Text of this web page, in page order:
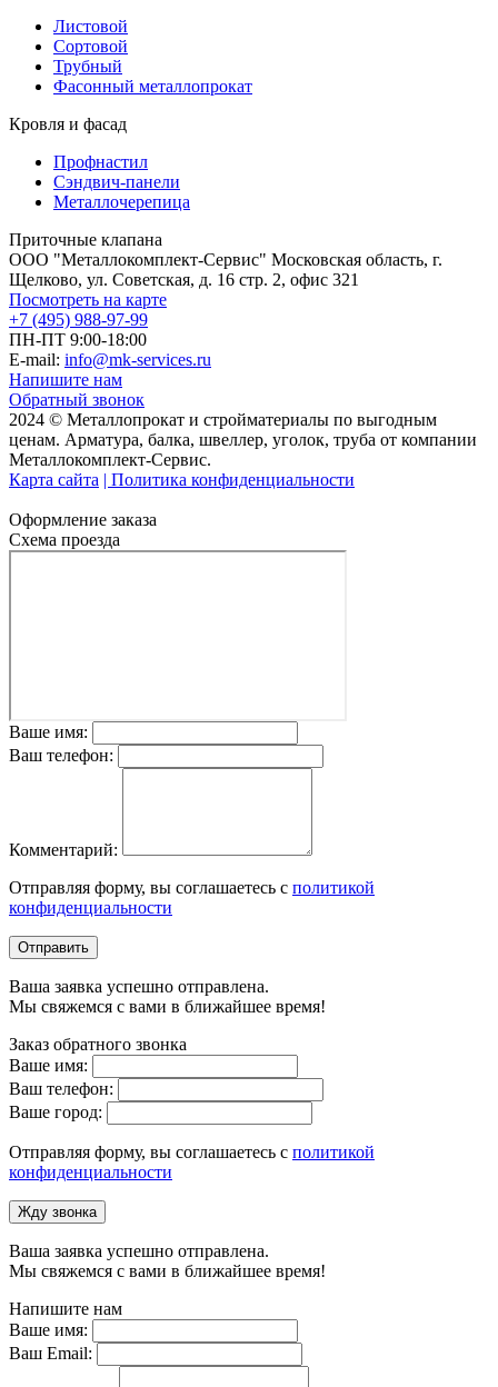
Листовой
Сортовой
Трубный
Фасонный металлопрокат
Кровля и фасад
Профнастил
Сэндвич-панели
Металлочерепица
Приточные клапана
ООО "Металлокомплект-Сервис" Московская область, г.
Щелково, ул. Советская, д. 16 стр. 2, офис 321
Посмотреть на карте
+7 (495) 988-97-99
ПН-ПТ 9:00-18:00
E-mail: info@mk-services.ru
Напишите нам
Обратный звонок
2024 © Металлопрокат и стройматериалы по выгодным
ценам. Арматура, балка, швеллер, уголок, труба от компании
Металлокомплект-Сервис.
Карта сайта | Политика конфиденциальности
Оформление заказа
Схема проезда
Ваше имя:
Ваш телефон:
Комментарий:
Отправляя форму, вы соглашаетесь с политикой
конфиденциальности
Отправить
Ваша заявка успешно отправлена.
Мы свяжемся с вами в ближайшее время!
Заказ обратного звонка
Ваше имя:
Ваш телефон:
Ваше город:
Отправляя форму, вы соглашаетесь с политикой
конфиденциальности
Жду звонка
Ваша заявка успешно отправлена.
Мы свяжемся с вами в ближайшее время!
Напишите нам
Ваше имя:
Ваш Email: